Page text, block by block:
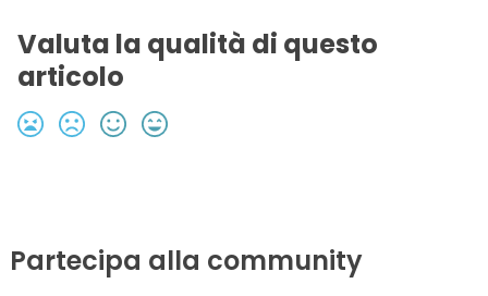
Valuta la qualità di questo
articolo
Partecipa alla community